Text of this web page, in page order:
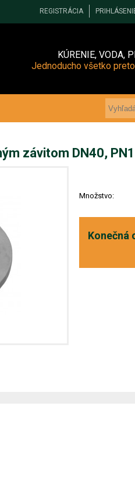
REGISTRÁCIA
KÚRENIE, VODA,
Jednoducho všetko
závitom DN40,
Množstvo:
Konečná